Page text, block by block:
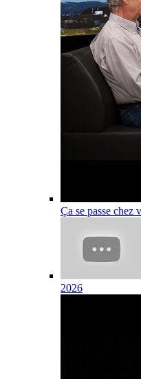
Ça se passe chez
2026